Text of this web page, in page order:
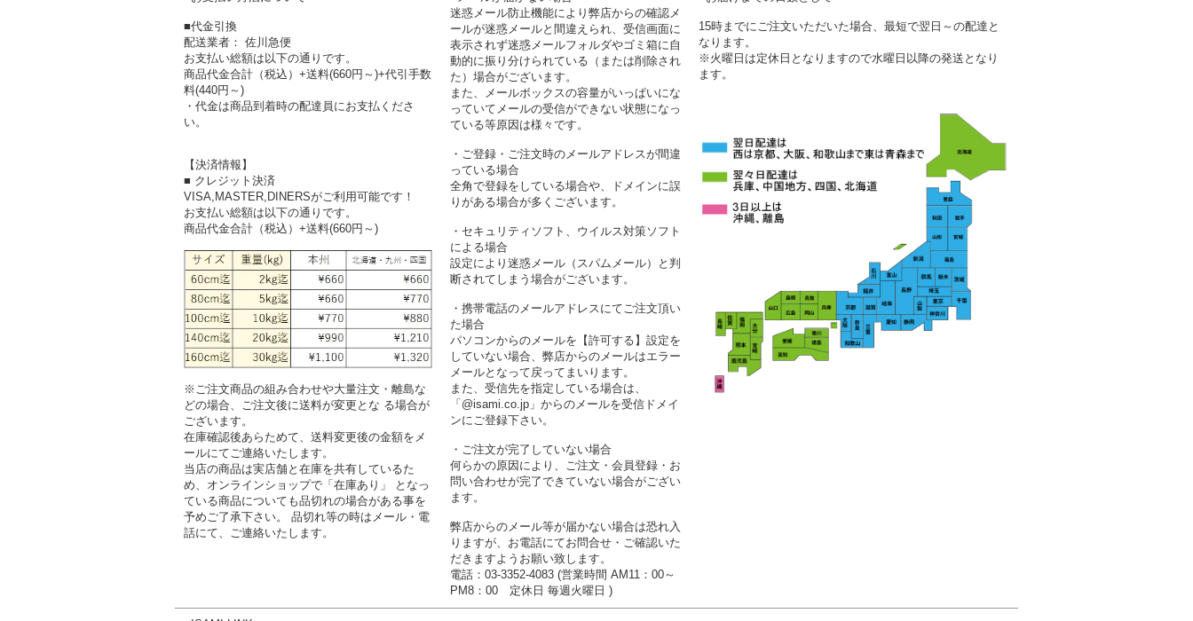
■代金引換
配送業者： 佐川急便
お支払い総額は以下の通りです。
商品代金合計（税込）+送料(660円～)+代引手数
料(440円～)
・代金は商品到着時の配達員にお支払くださ
い。
【決済情報】
■ クレジット決済
VISA,MASTER,DINERSがご利用可能です！
お支払い総額は以下の通りです。
商品代金合計（税込）+送料(660円～)
※ご注文商品の組み合わせや大量注文・離島な
どの場合、ご注文後に送料が変更とな る場合が
ございます。
在庫確認後あらためて、送料変更後の金額をメ
ールにてご連絡いたします。
当店の商品は実店舗と在庫を共有しているた
め、オンラインショップで「在庫あり」 となっ
ている商品についても品切れの場合がある事を
予めご了承下さい。 品切れ等の時はメール・電
話にて、ご連絡いたします。
迷惑メール防止機能により弊店からの確認メ
ールが迷惑メールと間違えられ、受信画面に
表示されず迷惑メールフォルダやゴミ箱に自
動的に振り分けられている（または削除され
た）場合がございます。
また、メールボックスの容量がいっぱいにな
っていてメールの受信ができない状態になっ
ている等原因は様々です。
・ご登録・ご注文時のメールアドレスが間違
っている場合
全角で登録をしている場合や、ドメインに誤
りがある場合が多くございます。
・セキュリティソフト、ウイルス対策ソフト
による場合
設定により迷惑メール（スパムメール）と判
断されてしまう場合がございます。
・携帯電話のメールアドレスにてご注文頂い
た場合
パソコンからのメールを【許可する】設定を
していない場合、弊店からのメールはエラー
メールとなって戻ってまいります。
また、受信先を指定している場合は、
「@isami.co.jp」からのメールを受信ドメイ
ンにご登録下さい。
・ご注文が完了していない場合
何らかの原因により、ご注文・会員登録・お
問い合わせが完了できていない場合がござい
ます。
弊店からのメール等が届かない場合は恐れ入
りますが、お電話にてお問合せ・ご確認いた
だきますようお願い致します。
電話：03-3352-4083 (営業時間 AM11：00～
PM8：00 定休日 毎週火曜日 )
15時までにご注文いただいた場合、最短で翌日～の配達と
なります。
※火曜日は定休日となりますので水曜日以降の発送となり
ます。